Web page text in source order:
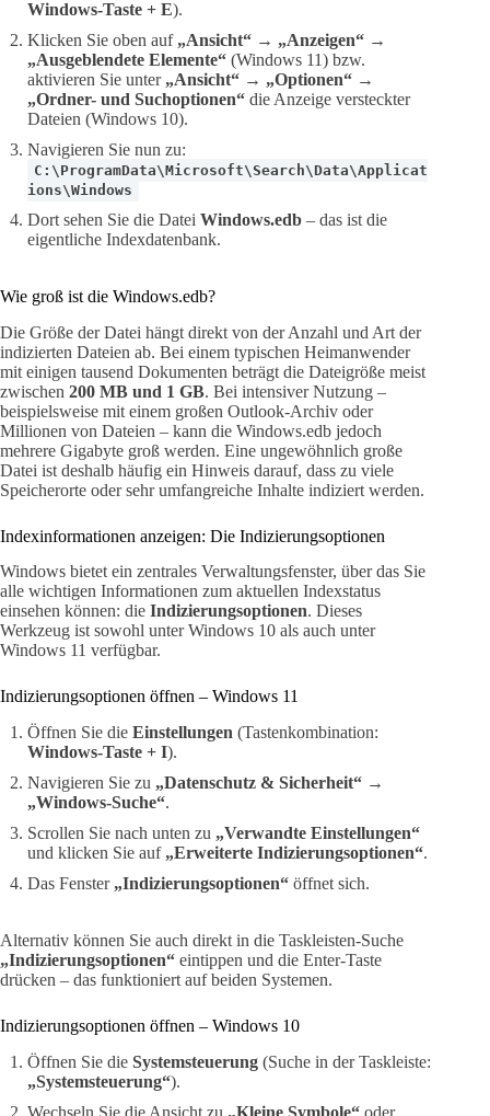
Windows-Taste + E).
Klicken Sie oben auf „Ansicht“ → „Anzeigen“ →
„Ausgeblendete Elemente“ (Windows 11) bzw.
aktivieren Sie unter „Ansicht“ → „Optionen“ →
„Ordner- und Suchoptionen“ die Anzeige versteckter
Dateien (Windows 10).
Navigieren Sie nun zu:
C:\ProgramData\Microsoft\Search\Data\Applicat
ions\Windows
Dort sehen Sie die Datei Windows.edb – das ist die
eigentliche Indexdatenbank.
Wie groß ist die Windows.edb?
Die Größe der Datei hängt direkt von der Anzahl und Art der
indizierten Dateien ab. Bei einem typischen Heimanwender
mit einigen tausend Dokumenten beträgt die Dateigröße meist
zwischen 200 MB und 1 GB. Bei intensiver Nutzung –
beispielsweise mit einem großen Outlook-Archiv oder
Millionen von Dateien – kann die Windows.edb jedoch
mehrere Gigabyte groß werden. Eine ungewöhnlich große
Datei ist deshalb häufig ein Hinweis darauf, dass zu viele
Speicherorte oder sehr umfangreiche Inhalte indiziert werden.
Indexinformationen anzeigen: Die Indizierungsoptionen
Windows bietet ein zentrales Verwaltungsfenster, über das Sie
alle wichtigen Informationen zum aktuellen Indexstatus
einsehen können: die Indizierungsoptionen. Dieses
Werkzeug ist sowohl unter Windows 10 als auch unter
Windows 11 verfügbar.
Indizierungsoptionen öffnen – Windows 11
Öffnen Sie die Einstellungen (Tastenkombination:
Windows-Taste + I).
Navigieren Sie zu „Datenschutz & Sicherheit“ →
„Windows-Suche“.
Scrollen Sie nach unten zu „Verwandte Einstellungen“
und klicken Sie auf „Erweiterte Indizierungsoptionen“.
Das Fenster „Indizierungsoptionen“ öffnet sich.
Alternativ können Sie auch direkt in die Taskleisten-Suche
„Indizierungsoptionen“ eintippen und die Enter-Taste
drücken – das funktioniert auf beiden Systemen.
Indizierungsoptionen öffnen – Windows 10
Öffnen Sie die Systemsteuerung (Suche in der Taskleiste:
„Systemsteuerung“).
Wechseln Sie die Ansicht zu „Kleine Symbole“ oder